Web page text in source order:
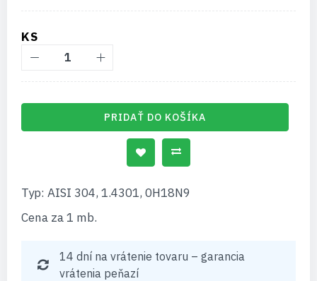
KS
PRIDAŤ DO KOŠÍKA
Typ: AISI 304, 1.4301, 0H18N9
Cena za 1 mb.
14 dní na vrátenie tovaru – garancia
vrátenia peňazí